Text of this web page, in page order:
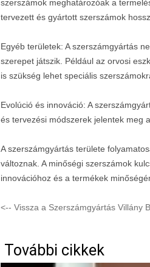
szerszámok meghatározóak a
tervezett és gyártott szerszámok
Egyéb területek: A szerszámgyártás
szerepet játszik. Például az orvosi
is szükség lehet speciális
Evolúció és innováció: A
és tervezési módszerek jelentek meg
A szerszámgyártás területe
változnak. A minőségi szerszámok
innovációhoz és a termékek
<-- Vissza a Szerszámgyártás Villány
További cikkek